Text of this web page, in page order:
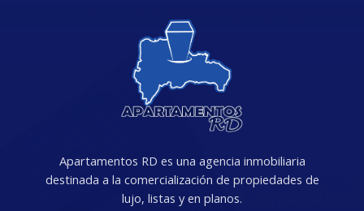
Apartamentos RD es una agencia inmobiliaria
destinada a la comercialización de propiedades de
lujo, listas y en planos.